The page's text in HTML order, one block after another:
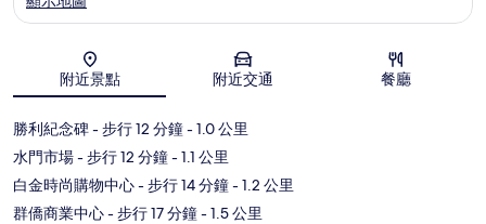
附近景點 附近交通 餐廳
勝利紀念碑- 步行 12 分鐘- 1.0 公里
水門市場- 步行 12 分鐘- 1.1 公里
白金時尚購物中心- 步行 14 分鐘- 1.2 公里
群僑商業中心- 步行 17 分鐘- 1.5 公里